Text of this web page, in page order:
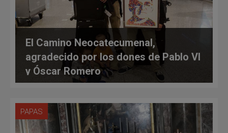
El Camino Neocatecumenal,
agradecido por los dones de Pablo VI
y Óscar Romero
PAPAS